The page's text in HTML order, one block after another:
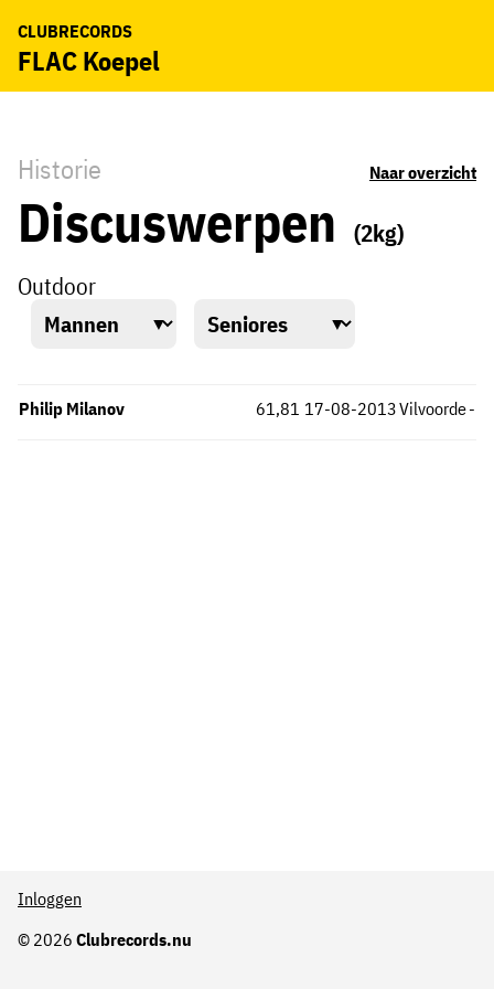
CLUBRECORDS
FLAC Koepel
Historie Naar overzicht
Discuswerpen
(2kg)
Outdoor
Philip Milanov Vilvoorde
61,81 -
17-08-2013
© 2026 Clubrecords.nu
Inloggen